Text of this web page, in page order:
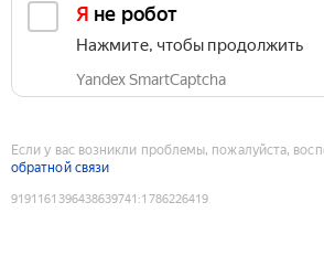
Я не робот
Нажмите, чтобы продолжить
Yandex SmartCaptcha
Если у вас возникли проблемы, пожалуйста,
обратной связи
9191161396438639741 :1786226419